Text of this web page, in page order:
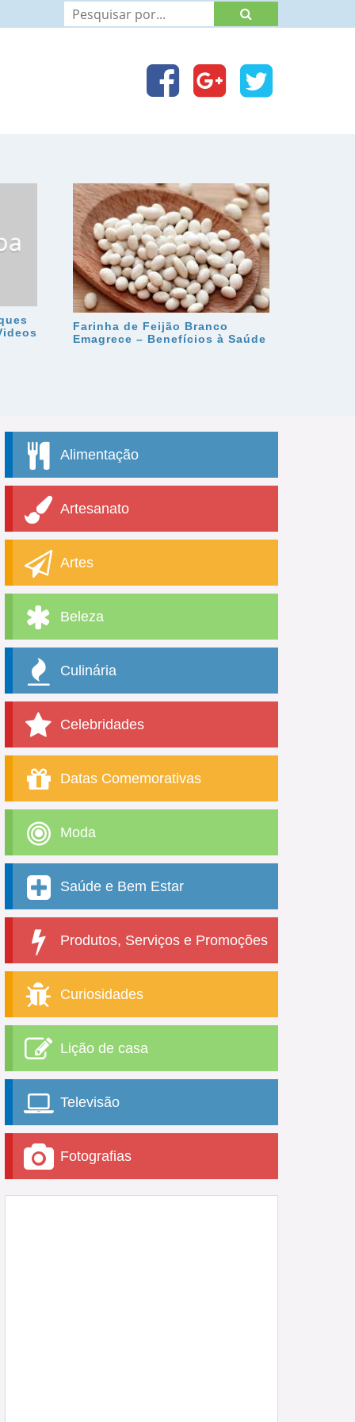
Farinha de Feijão Branco
Emagrece – Benefícios à Saúde
Alimentação
Artesanato
Artes
Beleza
Culinária
Celebridades
Datas Comemorativas
Moda
Saúde e Bem Estar
Produtos, Serviços e Promoções
Curiosidades
Lição de casa
Televisão
Fotografias